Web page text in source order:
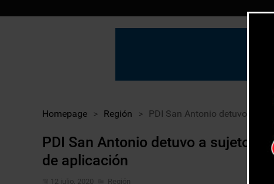
Homepage > Región > PDI San Antonio detuvo a
PDI San Antonio detuvo a sujetos
de aplicación
12 julio, 2020 Región